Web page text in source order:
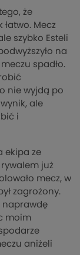
że
Mecz
szybko Esteli
na
spadło.
nie wyjdą po
ale
i
ekipa ze
już
mecz, w
zagrożony.
naprawdę
moim
aniżeli